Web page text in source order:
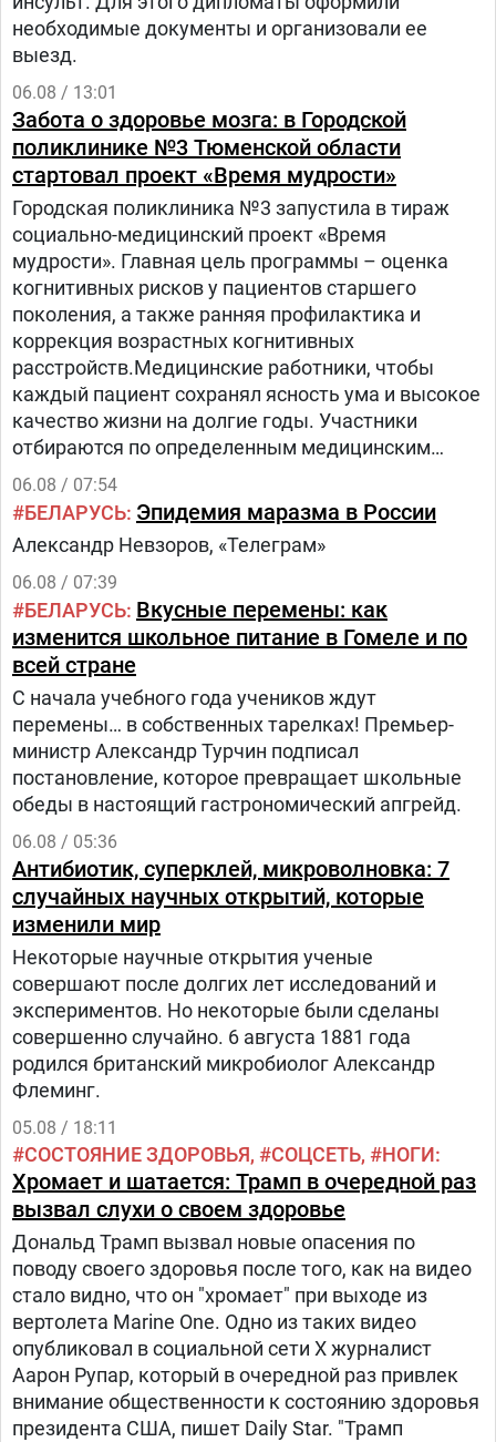
необходимые документы и организовали ее
выезд.
06.08 / 13:01
Забота о здоровье мозга: в Городской
поликлинике №3 Тюменской области
стартовал проект «Время мудрости»
Городская поликлиника №3 запустила в тираж
социально-медицинский проект «Время
мудрости». Главная цель программы – оценка
когнитивных рисков у пациентов старшего
поколения, а также ранняя профилактика и
коррекция возрастных когнитивных
расстройств.Медицинские работники, чтобы
каждый пациент сохранял ясность ума и высокое
качество жизни на долгие годы. Участники
отбираются по определенным медицинским
критериям из числа прикрепленного к
поликлинике населения.Путь в проекте состоит
из трех этапов:1.
06.08 / 07:54
БЕЛАРУСЬ Эпидемия маразма в России
Александр Невзоров, «Телеграм»
06.08 / 07:39
БЕЛАРУСЬ Вкусные перемены: как
изменится школьное питание в Гомеле и по
всей стране
С начала учебного года учеников ждут
перемены… в собственных тарелках! Премьер-
министр Александр Турчин подписал
постановление, которое превращает школьные
обеды в настоящий гастрономический апгрейд.
06.08 / 05:36
Антибиотик, суперклей, микроволновка: 7
случайных научных открытий, которые
изменили мир
Некоторые научные открытия ученые
совершают после долгих лет исследований и
экспериментов. Но некоторые были сделаны
совершенно случайно. 6 августа 1881 года
родился британский микробиолог Александр
Флеминг.
05.08 / 18:11
СОСТОЯНИЕ ЗДОРОВЬЯ СОЦСЕТЬ НОГИ
Хромает и шатается: Трамп в очередной раз
вызвал слухи о своем здоровье
Дональд Трамп вызвал новые опасения по
поводу своего здоровья после того, как на видео
стало видно, что он "хромает" при выходе из
вертолета Marine One. Одно из таких видео
опубликовал в социальной сети Х журналист
Аарон Рупар, который в очередной раз привлек
внимание общественности к состоянию здоровья
президента США, пишет Daily Star. "Трамп